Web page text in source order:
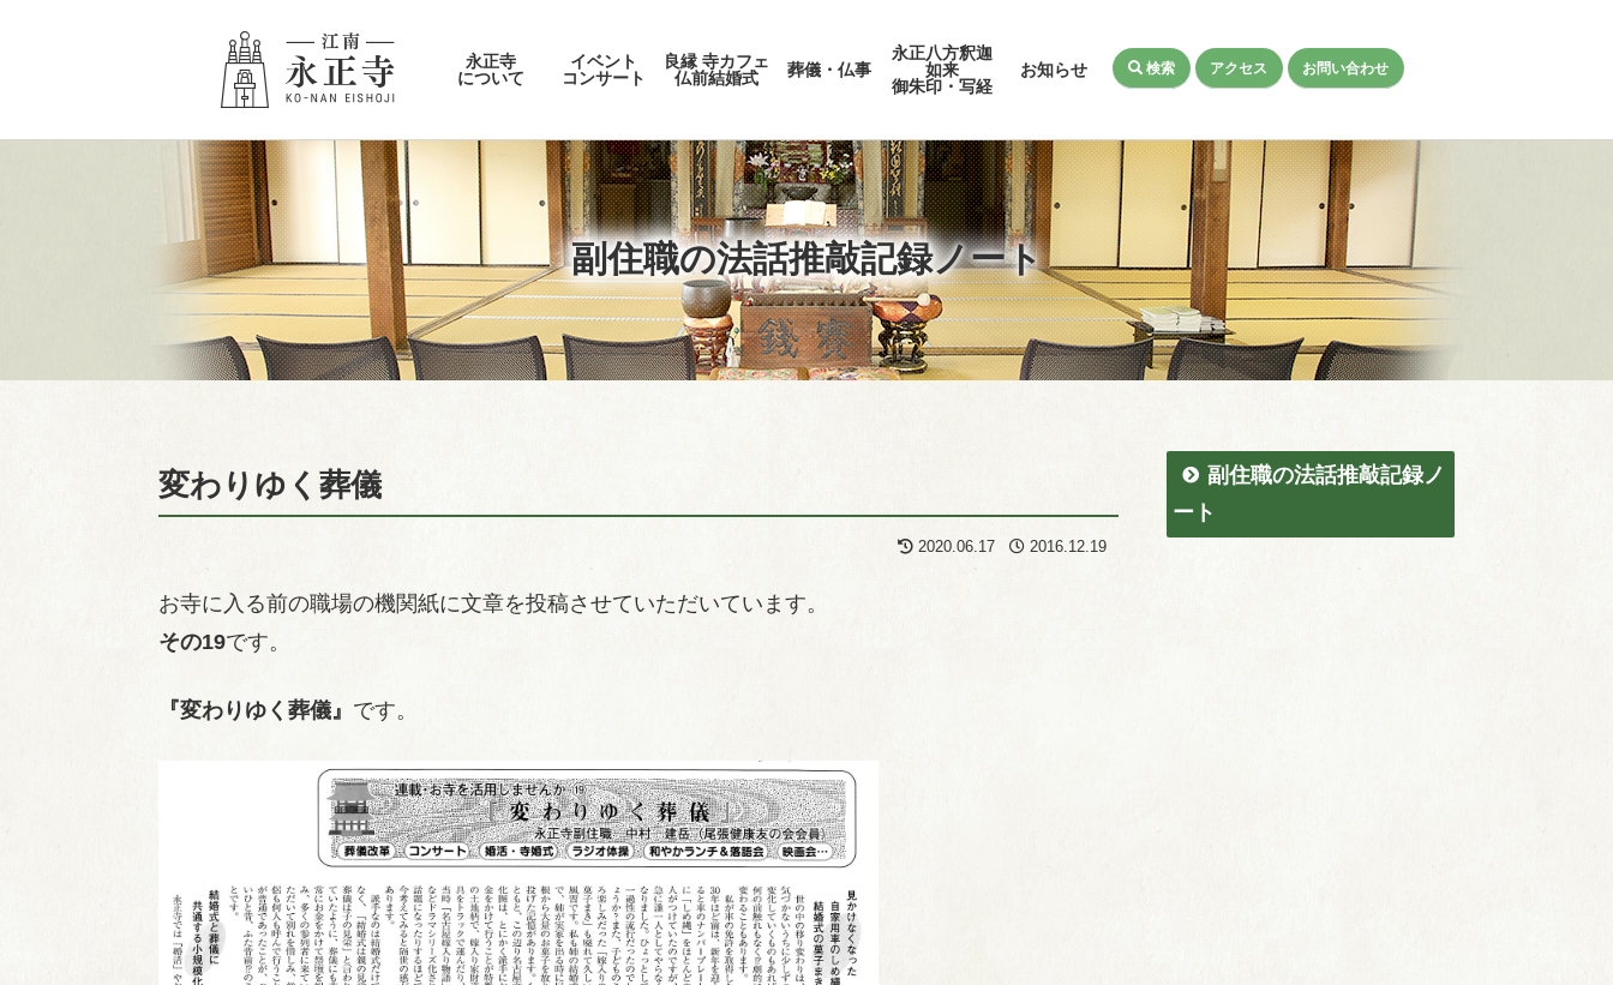
永正寺
について
イベント
コンサート
良縁 寺カフェ
仏前結婚式
葬儀・仏事
永正八方釈迦
如来
御朱印・写経
お知らせ 検索 アクセス お問い合わせ
副住職の法話推敲記録ノート
変わりゆく葬儀
2020.06.17 2016.12.19
お寺に入る前の職場の機関紙に文章を投稿させていただいています。
その19です。
『変わりゆく葬儀』 です。
副住職の法話推敲記録ノ
ート